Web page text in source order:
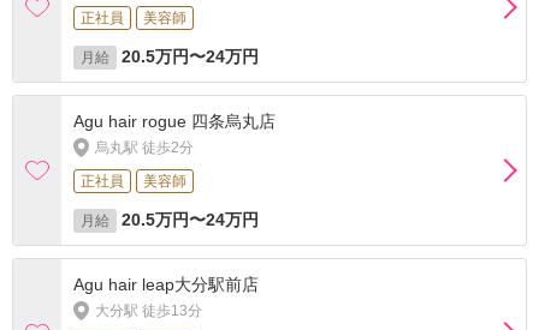
正社員
美容師
月給 20.5万円〜24万円
Agu hair rogue 四条烏丸店
烏丸駅 徒歩2分
正社員
美容師
月給 20.5万円〜24万円
Agu hair leap大分駅前店
大分駅 徒歩13分